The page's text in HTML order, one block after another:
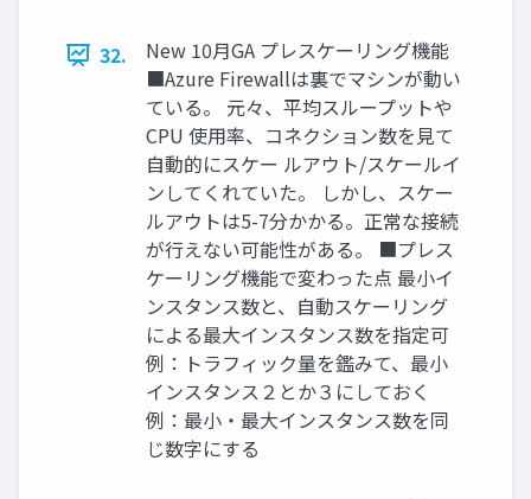
32.
New 10月GA プレスケーリング機能
■Azure Firewallは裏でマシンが動い
ている。 元々、平均スループットや
CPU 使用率、コネクション数を見て
自動的にスケー ルアウト/スケールイ
ンしてくれていた。 しかし、スケー
ルアウトは5-7分かかる。正常な接続
が行えない可能性がある。 ■プレス
ケーリング機能で変わった点 最小イ
ンスタンス数と、自動スケーリング
による最大インスタンス数を指定可
例：トラフィック量を鑑みて、最小
インスタンス２とか３にしておく
例：最小・最大インスタンス数を同
じ数字にする